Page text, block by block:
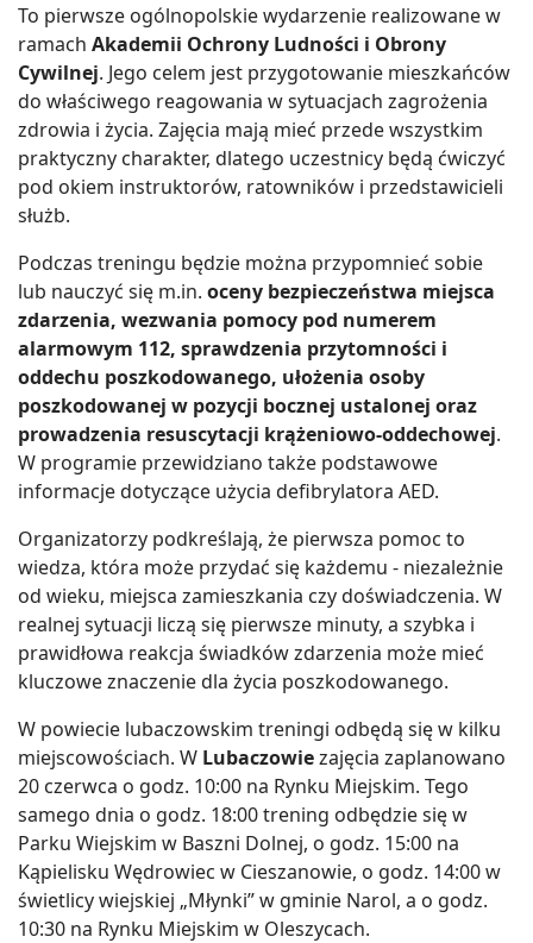
To pierwsze ogólnopolskie wydarzenie realizowane w
ramach Akademii Ochrony Ludności i Obrony
Cywilnej. Jego celem jest przygotowanie mieszkańców
do właściwego reagowania w sytuacjach zagrożenia
zdrowia i życia. Zajęcia mają mieć przede wszystkim
praktyczny charakter, dlatego uczestnicy będą ćwiczyć
pod okiem instruktorów, ratowników i przedstawicieli
służb.
Podczas treningu będzie można przypomnieć sobie
lub nauczyć się m.in. oceny bezpieczeństwa miejsca
zdarzenia, wezwania pomocy pod numerem
alarmowym 112, sprawdzenia przytomności i
oddechu poszkodowanego, ułożenia osoby
poszkodowanej w pozycji bocznej ustalonej oraz
prowadzenia resuscytacji krążeniowo-oddechowej.
W programie przewidziano także podstawowe
informacje dotyczące użycia defibrylatora AED.
Organizatorzy podkreślają, że pierwsza pomoc to
wiedza, która może przydać się każdemu - niezależnie
od wieku, miejsca zamieszkania czy doświadczenia. W
realnej sytuacji liczą się pierwsze minuty, a szybka i
prawidłowa reakcja świadków zdarzenia może mieć
kluczowe znaczenie dla życia poszkodowanego.
W powiecie lubaczowskim treningi odbędą się w kilku
miejscowościach. W Lubaczowiezajęcia zaplanowano
20 czerwca o godz. 10:00 na Rynku Miejskim. Tego
samego dnia o godz. 18:00 trening odbędzie się w
Parku Wiejskim w Baszni Dolnej, o godz. 15:00 na
Kąpielisku Wędrowiec w Cieszanowie, o godz. 14:00 w
świetlicy wiejskiej „Młynki” w gminie Narol, a o godz.
10:30 na Rynku Miejskim w Oleszycach.